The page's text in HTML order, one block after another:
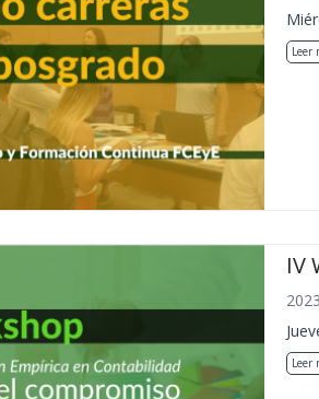
Leer
IV
Leer